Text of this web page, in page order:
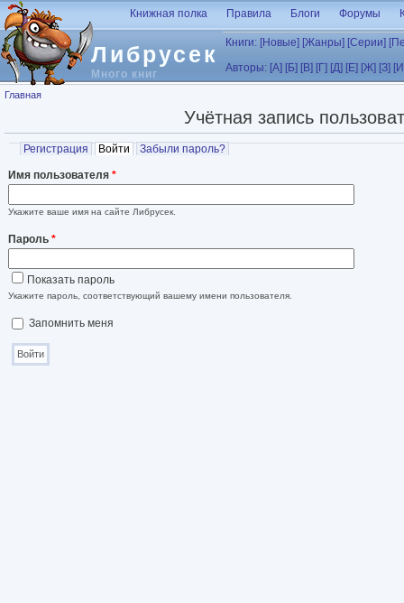
Перейти к основному содержанию
Либрусек
Много книг
Книжная полка Правила Блоги Форумы
Книги: [Новые] [Жанры] [Серии]
Авторы: [А] [Б] [В] [Г] [Д] [Е] [Ж] [З]
Вы здесь
Главная
Учётная запись
Главные вкладки
Регистрация Войти (активная вкладка)
Забыли пароль?
Имя пользователя *
Укажите ваше имя на сайте Либрусек.
Пароль *
Показать пароль
Укажите пароль, соответствующий вашему имени пользователя.
Запомнить меня